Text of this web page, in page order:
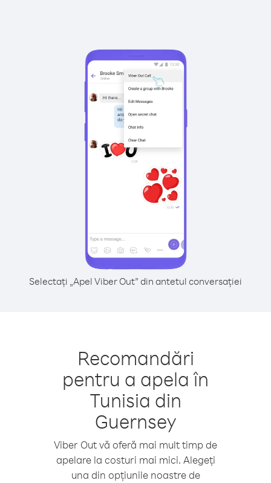
Selectați „Apel Viber Out” din antetul conversației
Recomandări
pentru a apela în
Tunisia din
Guernsey
Viber Out vă oferă mai mult timp de
apelare la costuri mai mici. Alegeți
una din opțiunile noastre de